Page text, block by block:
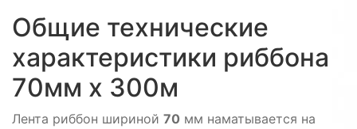
Общие технические
характеристики риббона
70мм х 300м
Лента риббон шириной 70 мм наматывается на